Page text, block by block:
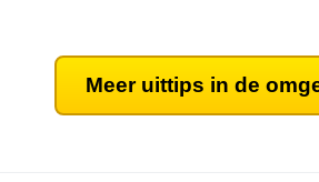
Meer uittips in de